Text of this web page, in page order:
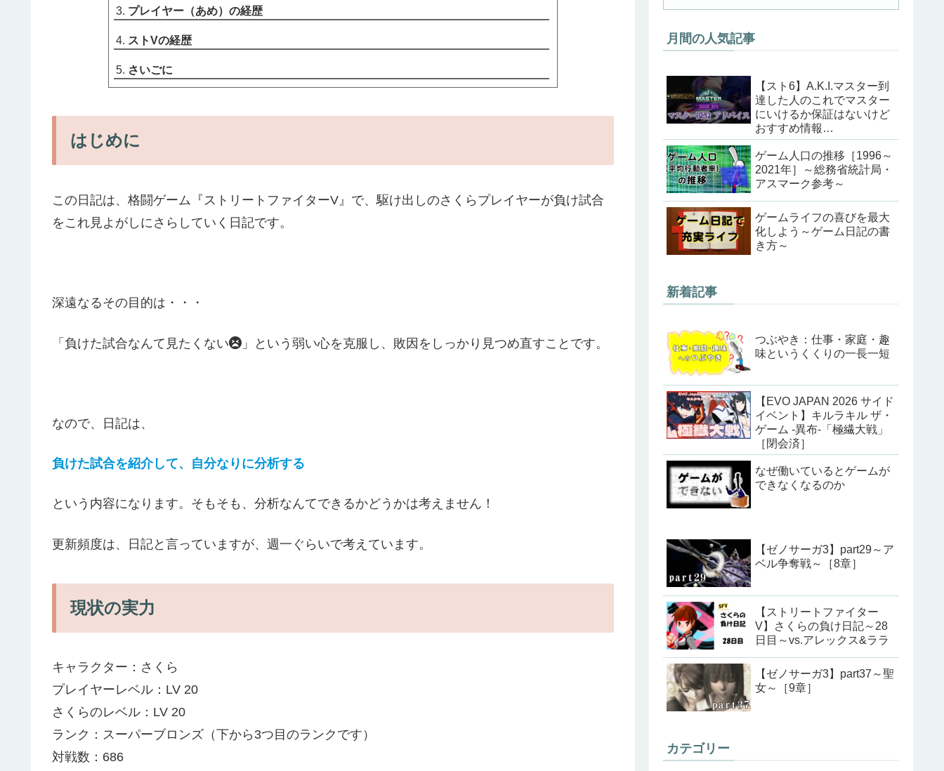
プレイヤー（あめ）の経歴
ストVの経歴
さいごに
はじめに
この日記は、格闘ゲーム『ストリートファイターV』で、駆け出しのさくらプレイヤーが負け試合
をこれ見よがしにさらしていく日記です。
深遠なるその目的は・・・
「負けた試合なんて見たくない 」という弱い心を克服し、敗因をしっかり見つめ直すことです。
なので、日記は、
負けた試合を紹介して、自分なりに分析する
という内容になります。そもそも、分析なんてできるかどうかは考えません！
更新頻度は、日記と言っていますが、週一ぐらいで考えています。
現状の実力
キャラクター：さくら
プレイヤーレベル：LV 20
さくらのレベル：LV 20
ランク：スーパーブロンズ（下から3つ目のランクです）
対戦数：686
月間の人気記事
【スト6】A.K.I.マスター到
達した人のこれでマスター
にいけるか保証はないけど
おすすめ情報
（202405ver）
ゲーム人口の推移［1996～
2021年］～総務省統計局・
アスマーク参考～
ゲームライフの喜びを最大
化しよう～ゲーム日記の書
き方～
新着記事
つぶやき：仕事・家庭・趣
味というくくりの一長一短
【EVO JAPAN 2026 サイド
イベント】キルラキル ザ・
ゲーム -異布-「極繊大戦」
［閉会済］
なぜ働いているとゲームが
できなくなるのか
【ゼノサーガ3】part29～ア
ベル争奪戦～［8章］
【ストリートファイター
V】さくらの負け日記～28
日目～vs.アレックス&ララ
【ゼノサーガ3】part37～聖
女～［9章］
カテゴリー